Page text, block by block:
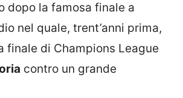
dopo la famosa finale a
nel quale, trent’anni prima,
finale di Champions League
contro un grande